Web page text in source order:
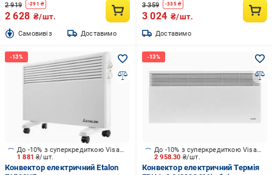
2 919 -291 ₴
2 628 ₴/шт.
Cамовивіз Доставимо
3 359 -335₴
3 024 ₴/шт.
Доставимо
1 881₴/шт.
До -10% з суперкредиткою Visa Вигода
Конвектор електричний Etalon
2 958.30 ₴/шт.
До -10% з суперкредиткою Visa Вигода
Конвектор електричний Термія